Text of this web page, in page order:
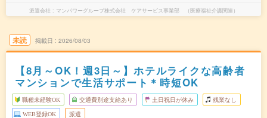
派遣会社 マンパワーグループ株式会社 ケアサービス事業部 （医療福祉介護関連）
未読 掲載日 2026/08/03
【8月～OK！週3日～】ホテルライクな高齢者
マンションで生活サポート＊時短OK
職種未経験OK 交通費別途支給あり 土日祝日が休み 残業なし
WEB登録OK 派遣